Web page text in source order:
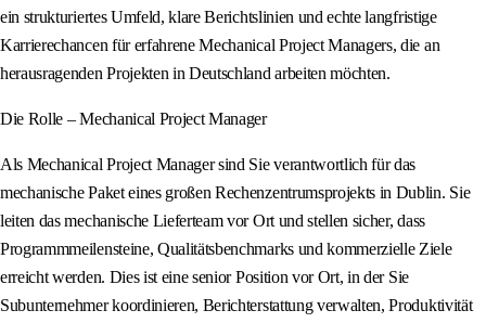
ein strukturiertes Umfeld, klare Berichtslinien und echte langfristige
Karrierechancen für erfahrene Mechanical Project Managers, die an
herausragenden Projekten in Deutschland arbeiten möchten.
Die Rolle – Mechanical Project Manager
Als Mechanical Project Manager sind Sie verantwortlich für das
mechanische Paket eines großen Rechenzentrumsprojekts in Dublin. Sie
leiten das mechanische Lieferteam vor Ort und stellen sicher, dass
Programmmeilensteine, Qualitätsbenchmarks und kommerzielle Ziele
erreicht werden. Dies ist eine senior Position vor Ort, in der Sie
Subunternehmer koordinieren, Berichterstattung verwalten, Produktivität